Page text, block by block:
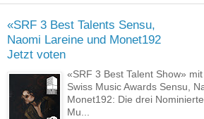
«SRF 3 Best Talents Sensu,
Naomi Lareine und Monet192
Jetzt voten
«SRF 3 Best Talent Show»
Swiss Music Awards Sensu,
Monet192: Die drei
Mu...